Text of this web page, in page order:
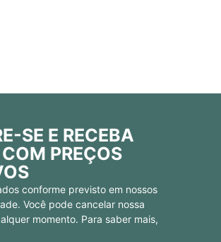
SE E RECEBA
PREÇOS
conforme previsto em nossos
Você pode cancelar nossa
momento. Para saber mais,